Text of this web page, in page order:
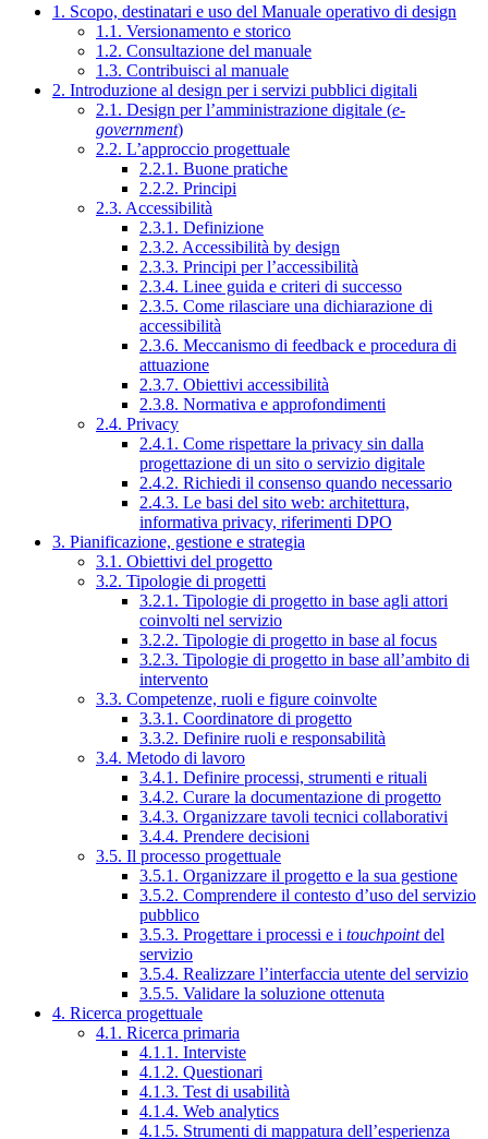
1. Scopo, destinatari e uso del Manuale operativo di design
1.1. Versionamento e storico
1.2. Consultazione del manuale
1.3. Contribuisci al manuale
2. Introduzione al design per i servizi pubblici digitali
2.1. Design per l’amministrazione digitale (e-
government)
2.2. L’approccio progettuale
2.2.1. Buone pratiche
2.2.2. Principi
2.3. Accessibilità
2.3.1. Definizione
2.3.2. Accessibilità by design
2.3.3. Principi per l’accessibilità
2.3.4. Linee guida e criteri di successo
2.3.5. Come rilasciare una dichiarazione di
accessibilità
2.3.6. Meccanismo di feedback e procedura di
attuazione
2.3.7. Obiettivi accessibilità
2.3.8. Normativa e approfondimenti
2.4. Privacy
2.4.1. Come rispettare la privacy sin dalla
progettazione di un sito o servizio digitale
2.4.2. Richiedi il consenso quando necessario
2.4.3. Le basi del sito web: architettura,
informativa privacy, riferimenti DPO
3. Pianificazione, gestione e strategia
3.1. Obiettivi del progetto
3.2. Tipologie di progetti
3.2.1. Tipologie di progetto in base agli attori
coinvolti nel servizio
3.2.2. Tipologie di progetto in base al focus
3.2.3. Tipologie di progetto in base all’ambito di
intervento
3.3. Competenze, ruoli e figure coinvolte
3.3.1. Coordinatore di progetto
3.3.2. Definire ruoli e responsabilità
3.4. Metodo di lavoro
3.4.1. Definire processi, strumenti e rituali
3.4.2. Curare la documentazione di progetto
3.4.3. Organizzare tavoli tecnici collaborativi
3.4.4. Prendere decisioni
3.5. Il processo progettuale
3.5.1. Organizzare il progetto e la sua gestione
3.5.2. Comprendere il contesto d’uso del servizio
pubblico
3.5.3. Progettare i processi e i touchpointdel
servizio
3.5.4. Realizzare l’interfaccia utente del servizio
3.5.5. Validare la soluzione ottenuta
4. Ricerca progettuale
4.1. Ricerca primaria
4.1.1. Interviste
4.1.2. Questionari
4.1.3. Test di usabilità
4.1.4. Web analytics
4.1.5. Strumenti di mappatura dell’esperienza